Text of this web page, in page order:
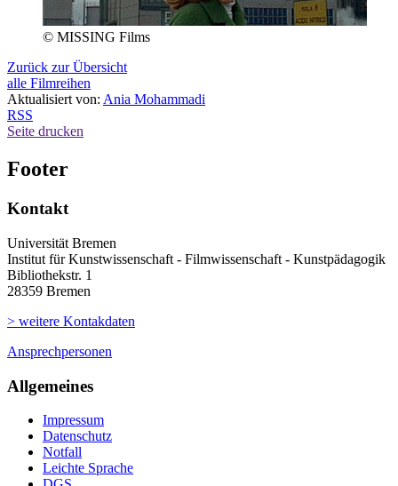
© MISSING Films
Zurück zur Übersicht
alle Filmreihen
Aktualisiert von: Ania Mohammadi
RSS
Seite drucken
Footer
Kontakt
Universität Bremen
Institut für Kunstwissenschaft - Filmwissenschaft - Kunstpädagogik
Bibliothekstr. 1
28359 Bremen
> weitere Kontakdaten
Ansprechpersonen
Allgemeines
Impressum
Datenschutz
Notfall
Leichte Sprache